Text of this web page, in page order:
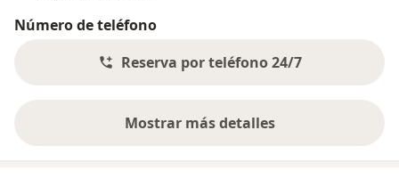
Número de teléfono
Reserva por teléfono 24/7
Mostrar más detalles
sobre la dirección